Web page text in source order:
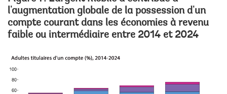
l'augmentation globale de la possession d'un
compte courant dans les économies à revenu
faible ou intermédiaire entre 2014 et 2024